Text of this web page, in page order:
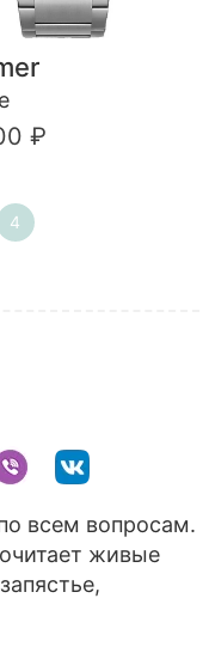
₽
4
всем вопросам.
живые